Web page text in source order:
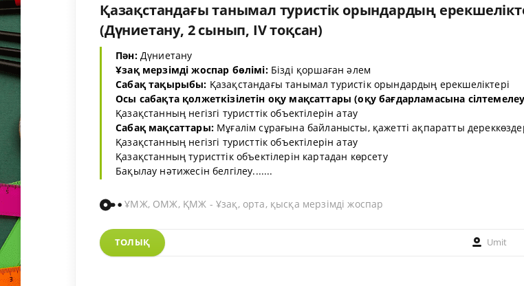
Қазақстандағы танымал туристік орындардың
(Дүниетану, 2 сынып, IV тоқсан)
Пән:Дүниетану
Ұзақ мерзімді жоспар бөлімі:Бізді қоршаған әлем
Сабақ тақырыбы: Қазақстандағы танымал туристік орындардың ерекшеліктері
Осы сабақта қолжеткізілетін оқу мақсаттары (оқу бағдарламасына
Қазақстанның негізгі туристтік объектілерін атау
Сабақ мақсаттары:Мұғалім сұрағына байланысты, қажетті ақпаратты
Қазақстанның негізгі туристтік объектілерін атау
Қазақстанның туристтік объектілерін картадан көрсету
Бақылау нәтижесін белгілеу.......
ҰМЖ, ОМЖ, ҚМЖ - Ұзақ, орта, қысқа мерзімді жоспар
ТОЛЫҚ Umit